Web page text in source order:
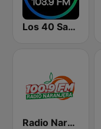
Los 40 San Luis Potosí
Radio Naranjera 100.9 FM